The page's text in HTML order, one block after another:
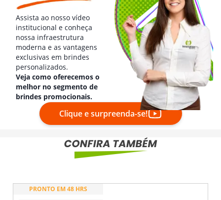
Assista ao nosso vídeo
institucional e conheça
nossa infraestrutura
moderna e as vantagens
exclusivas em brindes
personalizados.
Veja como oferecemos o
melhor no segmento de
brindes promocionais.
Clique e surpreenda-se!
PRONTO EM 48 HRS